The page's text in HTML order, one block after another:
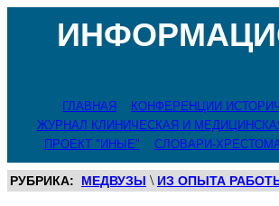
ГЛАВНАЯ
КОНФЕРЕНЦИИ
ЖУРНАЛ КЛИНИЧЕСКАЯ И
ПРОЕКТ "ИНЫЕ"
СЛОВАРИ-
РУБРИКА: МЕДВУЗЫ \ ИЗ ОПЫТА